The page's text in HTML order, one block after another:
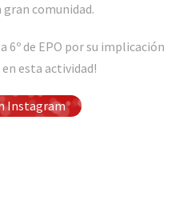
comunidad.
6º de EPO por su implicación
esta actividad!
Instagram